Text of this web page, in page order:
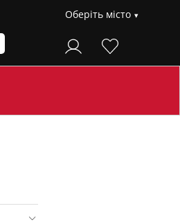
Оберіть місто